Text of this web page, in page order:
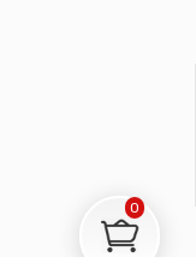
0